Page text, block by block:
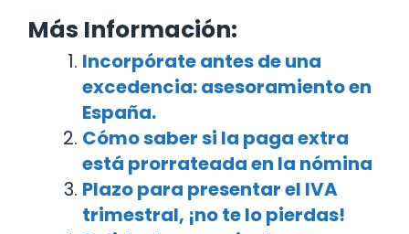
Más Información:
Incorpórate antes de una
excedencia: asesoramiento en
España.
Cómo saber si la paga extra
está prorrateada en la nómina
Plazo para presentar el IVA
trimestral, ¡no te lo pierdas!